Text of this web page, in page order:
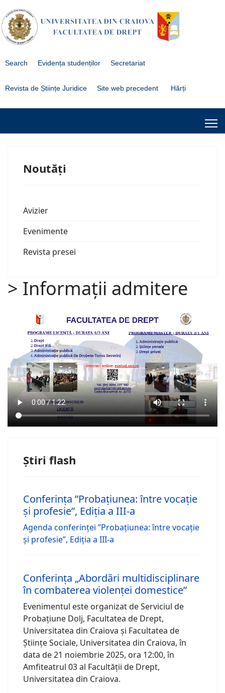
Search Evidența studenților Secretariat
Revista de Științe Juridice Site web precedent Hărți
Noutăți
Avizier
Evenimente
Revista presei
> Informații admitere
Știri flash
Conferința ”Probațiunea: între vocație
și profesie”, Ediția a III-a
Agenda conferinței ”Probațiunea: între vocație
și profesie”, Ediția a III-a
Conferința „Abordări multidisciplinare
în combaterea violenței domestice”
Evenimentul este organizat de Serviciul de
Probațiune Dolj, Facultatea de Drept,
Universitatea din Craiova și Facultatea de
Științe Sociale, Universitatea din Craiova, în
data de 21 noiembrie 2025, ora 12:00, în
Amfiteatrul 03 al Facultății de Drept,
Universitatea din Craiova.